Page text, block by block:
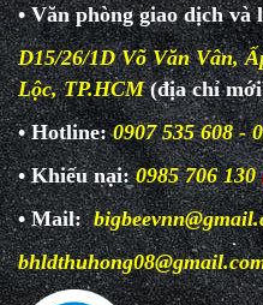
• Văn phòng giao dịch và
D15/26/1D Võ Văn Vân,
Lộc, TP.HCM(địa chỉ
• Hotline:0907 535 608 -
• Khiếu nại: 0985 706 130
• Mail: